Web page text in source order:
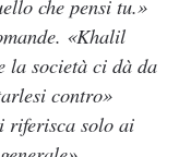
che pensitu.»
«Khalil
la società ci dà da
contro»
riferisca solo ai